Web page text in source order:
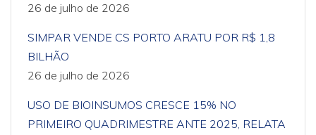
26 de julho de 2026
SIMPAR VENDE CS PORTO ARATU POR R$ 1,8
BILHÃO
26 de julho de 2026
USO DE BIOINSUMOS CRESCE 15% NO
PRIMEIRO QUADRIMESTRE ANTE 2025, RELATA